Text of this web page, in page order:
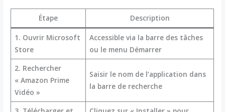
Étape Description
1. Ouvrir Microsoft
Store
Accessible via la barre des tâches
ou le menu Démarrer
2. Rechercher
« Amazon Prime
Vidéo »
Saisir le nom de l’application dans
la barre de recherche